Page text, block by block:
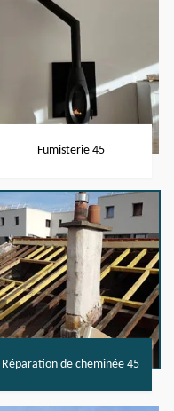
Fumisterie 45
Réparation de cheminée 45